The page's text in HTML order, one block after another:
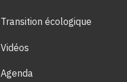
Transition écologique
Vidéos
Agenda